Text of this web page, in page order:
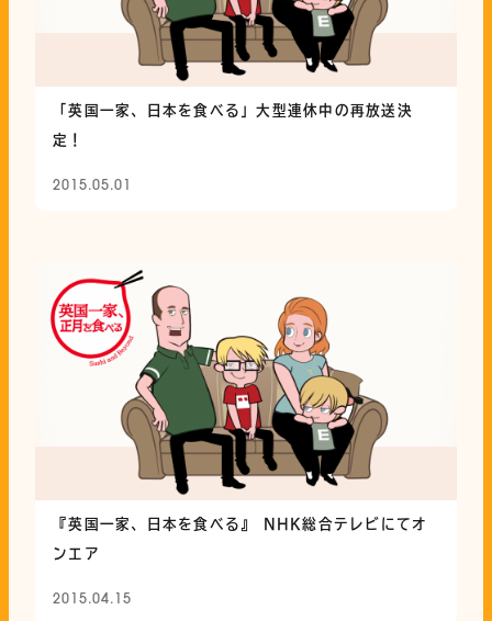
「英国一家、日本を食べる」大型連休中の再放送決
定！
2015.05.01
『英国一家、日本を食べる』 NHK総合テレビにてオ
ンエア
2015.04.15